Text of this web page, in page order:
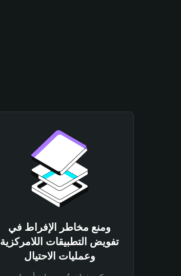
ومنع مخاطر الإفراط في
تفويض التطبيقات اللامركزية
وعمليات الاحتيال